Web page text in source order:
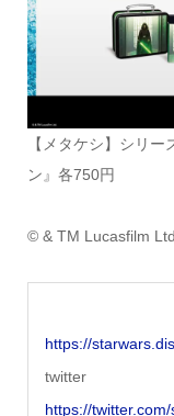
【メタケシ】シリ
ン』各750円
© & TM Lucasfilm
https://
twitter
https://